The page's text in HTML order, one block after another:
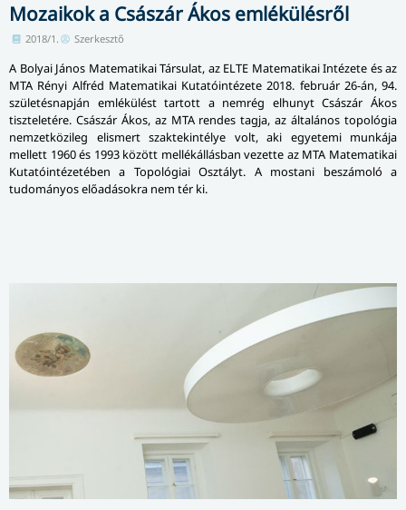
Mozaikok a Császár Ákos emlékülésről
2018/1. Szerkesztő
A Bolyai János Matematikai Társulat, az ELTE Matematikai Intézete és az
MTA Rényi Alfréd Matematikai Kutatóintézete 2018. február 26-án, 94.
születésnapján emlékülést tartott a nemrég elhunyt Császár Ákos
tiszteletére. Császár Ákos, az MTA rendes tagja, az általános topológia
nemzetközileg elismert szaktekintélye volt, aki egyetemi munkája
mellett 1960 és 1993 között mellékállásban vezette az MTA Matematikai
Kutatóintézetében a Topológiai Osztályt. A mostani beszámoló a
tudományos előadásokra nem tér ki.